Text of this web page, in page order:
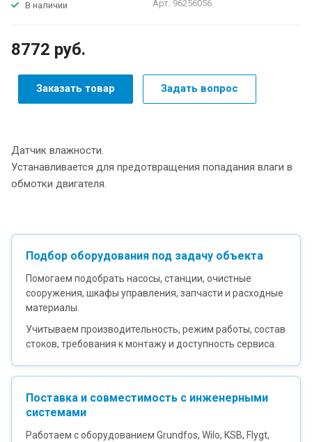
В наличии Арт. 96256056
8772 руб.
Заказать товар Задать вопрос
Датчик влажности.
Устанавливается для предотвращения попадания влаги в
обмотки двигателя.
Подбор оборудования под задачу объекта
Помогаем подобрать насосы, станции, очистные
сооружения, шкафы управления, запчасти и расходные
материалы.
Учитываем производительность, режим работы, состав
стоков, требования к монтажу и доступность сервиса.
Поставка и совместимость с инженерными
системами
Работаем с оборудованием Grundfos, Wilo, KSB, Flygt,